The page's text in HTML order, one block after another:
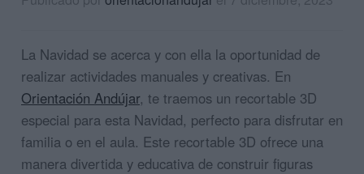
La Navidad se acerca y con ella la oportunidad de
realizar actividades manuales y creativas. En
Orientación Andújar, te traemos un recortable 3D
especial para esta Navidad, perfecto para disfrutar en
familia o en el aula. Este recortable 3D ofrece una
manera divertida y educativa de construir figuras